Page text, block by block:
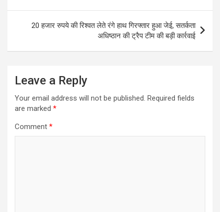
20 हजार रुपये की रिश्वत लेते रंगे हाथ गिरफ्तार हुआ जेई, सतर्कता
अधिष्ठान की ट्रैप टीम की बड़ी कार्रवाई
Leave a Reply
Your email address will not be published. Required fields
are marked *
Comment *